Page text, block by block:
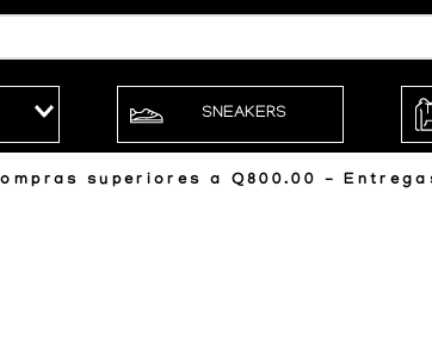
SNEAKERS
superiores a Q800.00 -